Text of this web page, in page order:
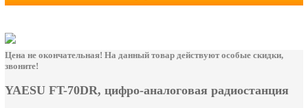
Цена не окончательная! На данный товар действуют особые скидки,
звоните!
YAESU FT-70DR, цифро-аналоговая радиостанция